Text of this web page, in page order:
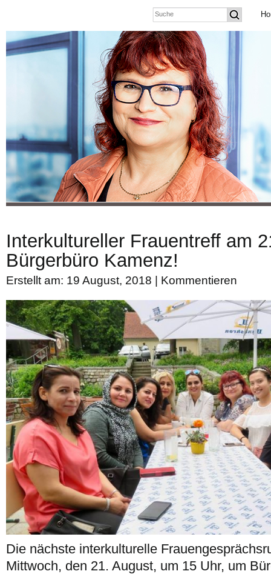
Interkultureller Frauentreff am
Bürgerbüro Kamenz!
Erstellt am: 19 August, 2018 | Kommentieren
Die nächste interkulturelle
Mittwoch, den 21. August, um 15 Uhr, um